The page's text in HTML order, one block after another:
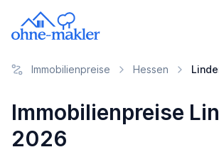
Immobilienpreise Hessen
Immobilienpreise
2026